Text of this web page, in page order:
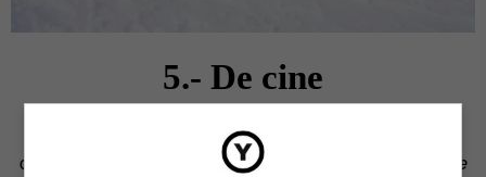
5.- De cine
CANAL+ nos regala año tras año vibrantes piezas de
comunicación inspiradas en el cine. La de este año,
There